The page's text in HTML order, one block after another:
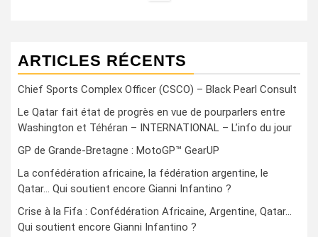
ARTICLES RÉCENTS
Chief Sports Complex Officer (CSCO) – Black Pearl Consult
Le Qatar fait état de progrès en vue de pourparlers entre
Washington et Téhéran – INTERNATIONAL – L’info du jour
GP de Grande-Bretagne : MotoGP™ GearUP
La confédération africaine, la fédération argentine, le
Qatar… Qui soutient encore Gianni Infantino ?
Crise à la Fifa : Confédération Africaine, Argentine, Qatar…
Qui soutient encore Gianni Infantino ?